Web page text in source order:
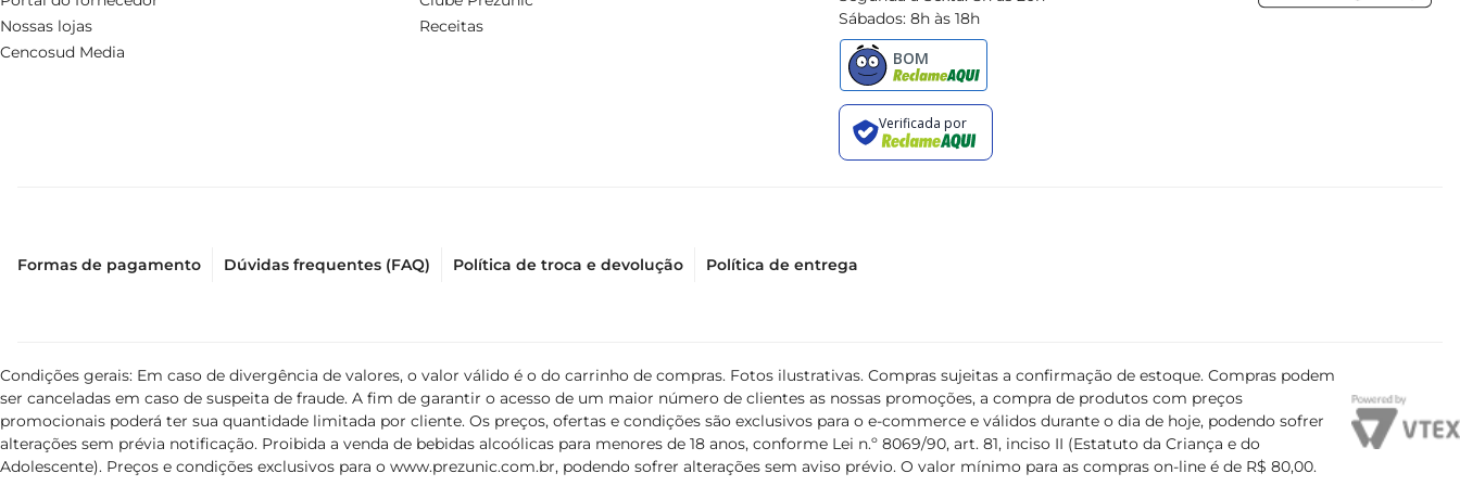
Nossas lojas
Cencosud Media
Receitas
Sábados: 8h às 18h
Formas de pagamento Dúvidas frequentes (FAQ) Política de troca e devolução Política de entrega
Condições gerais: Em caso de divergência de valores, o valor válido é o do carrinho de compras. Fotos ilustrativas. Compras sujeitas a confirmação de estoque. Compras podem
ser canceladas em caso de suspeita de fraude. A fim de garantir o acesso de um maior número de clientes as nossas promoções, a compra de produtos com preços
promocionais poderá ter sua quantidade limitada por cliente. Os preços, ofertas e condições são exclusivos para o e-commerce e válidos durante o dia de hoje, podendo sofrer
alterações sem prévia notificação. Proibida a venda de bebidas alcoólicas para menores de 18 anos, conforme Lei n.º 8069/90, art. 81, inciso II (Estatuto da Criança e do
Adolescente). Preços e condições exclusivos para o www.prezunic.com.br, podendo sofrer alterações sem aviso prévio. O valor mínimo para as compras on-line é de R$ 80,00.